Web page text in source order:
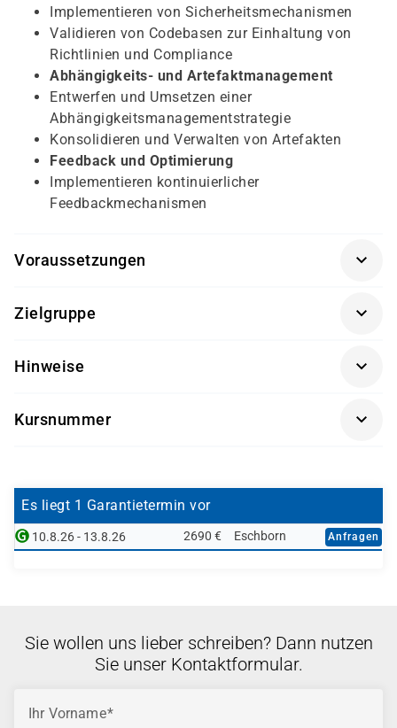
Implementieren von Sicherheitsmechanismen
Validieren von Codebasen zur Einhaltung von
Richtlinien und Compliance
Abhängigkeits- und Artefaktmanagement
Entwerfen und Umsetzen einer
Abhängigkeitsmanagementstrategie
Konsolidieren und Verwalten von Artefakten
Feedback und Optimierung
Implementieren kontinuierlicher
Feedbackmechanismen
Voraussetzungen
Grundkenntnisse in Microsoft Azure
Erfahrung mit Softwareentwicklung oder IT-
Grundlegendes Verständnis von DevOps-
Zielgruppe
IT-Professionals, die DevOps-Prozesse entwerfen
Systemadministratoren und Cloud Engineers
Hinweise
Der Kurs ist stark praxisorientiert und fokussiert
Die technische Umgebung wird im Rahmen der
Schulung bereitgestellt.
Kursnummer
Es liegt 1 Garantietermin vor
10.8.26 - 13.8.26 2690 € Eschborn Anfragen
Sie wollen uns lieber schreiben? Dann nutzen
Sie unser Kontaktformular.
Ihr Vorname